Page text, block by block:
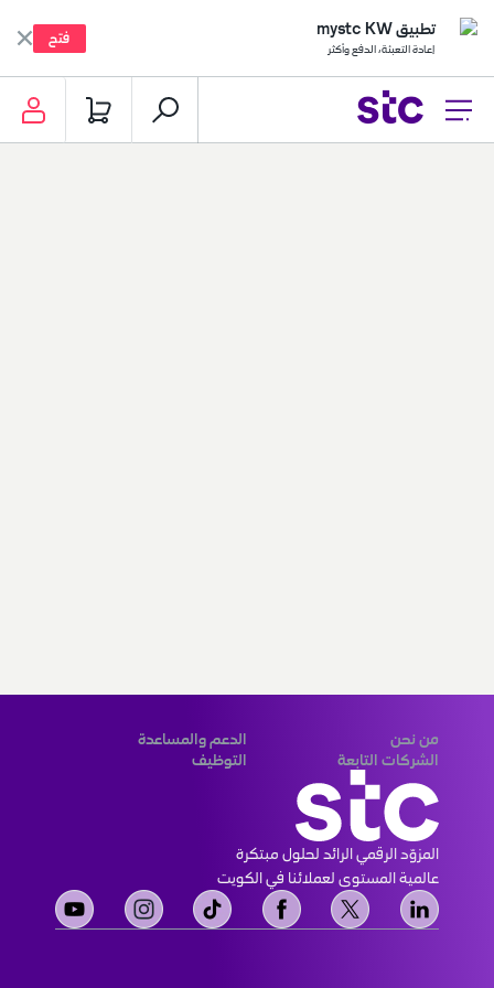
تطبيق mystc KW
إعادة التعبئة، الدفع وأكثر
فتح
من نحن
الدعم والمساعدة
الشركات التابعة
التوظيف
عالمية المستوى لعملائنا في الكويت